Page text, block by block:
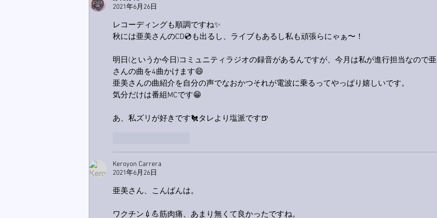
2021年6月26日
レコーディングも順調ですね✨
秋には亜美さんのCD💿も出るし、ライブもあるし私も頑張らにゃぁ〜！
明日(というか今日)コミュニティラジオの録音があるんですが、今月は私が進行担当なので
さんの曲を4曲かけます😄
亜美さんの曲紹介を自分の声でなおかつそれが電波に乗るってやっぱり嬉しいです。
気分だけは番組MCです😁
あ、私ズリが好きです🐔タレより塩派です🍺
Keroyon Carrera
2021年6月26日
亜美さん、こんばんは。
ワクチン💉💪筋肉痛、あまり無くて良かったですね。